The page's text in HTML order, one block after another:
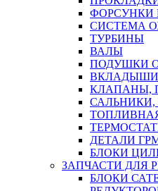
ФОРСУНКИ
СИСТЕМА
ТУРБИНЫ
ВАЛЫ
ПОДУШКИ
ВКЛАДЫШИ
КЛАПАНЫ,
ДЕТАЛИ
БЛОКИ
ЗАПЧАСТИ ДЛЯ
БЛОКИ